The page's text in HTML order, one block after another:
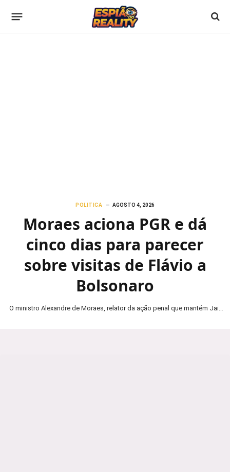
POLITICA AGOSTO 4, 2026
Moraes aciona PGR e dá
cinco dias para parecer
sobre visitas de Flávio a
Bolsonaro
O ministro Alexandre de Moraes, relator da ação penal que mantém Jair